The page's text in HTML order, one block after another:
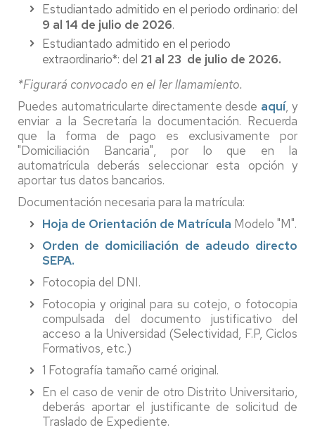
Estudiantado admitido en el periodo ordinario: del
9 al 14 de julio de 2026.
Estudiantado admitido en el periodo
extraordinario*: del 21 al 23 de julio de 2026.
*Figurará convocado en el 1er llamamiento.
Puedes automatricularte directamente desde aquí, y
enviar a la Secretaría la documentación. Recuerda
que la forma de pago es exclusivamente por
"Domiciliación Bancaria", por lo que en la
automatrícula deberás seleccionar esta opción y
aportar tus datos bancarios.
Documentación necesaria para la matrícula:
Hoja de Orientación de Matrícula Modelo "M".
Orden de domiciliación de adeudo directo
SEPA.
Fotocopia del DNI.
Fotocopia y original para su cotejo, o fotocopia
compulsada del documento justificativo del
acceso a la Universidad (Selectividad, F.P, Ciclos
Formativos, etc.)
1 Fotografía tamaño carné original.
En el caso de venir de otro Distrito Universitario,
deberás aportar el justificante de solicitud de
Traslado de Expediente.